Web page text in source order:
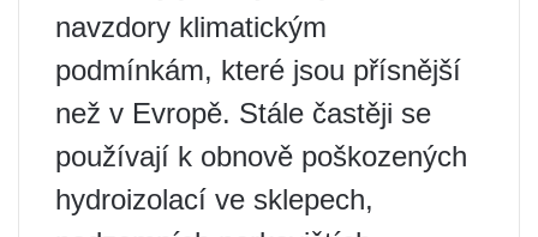
navzdory klimatickým
podmínkám, které jsou přísnější
než v Evropě. Stále častěji se
používají k obnově poškozených
hydroizolací ve sklepech,